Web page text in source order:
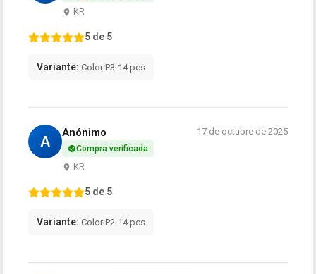
KR
5 de 5
Variante: Color:P3-14 pcs
A
Anónimo
Compra verificada
KR
17 de octubre de 2025
5 de 5
Variante: Color:P2-14 pcs